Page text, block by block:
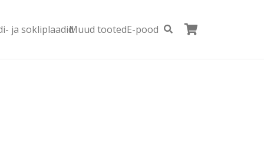
ja sokliplaadidMuud tootedE-pood